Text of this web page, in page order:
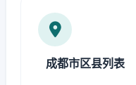
成都市区县列表